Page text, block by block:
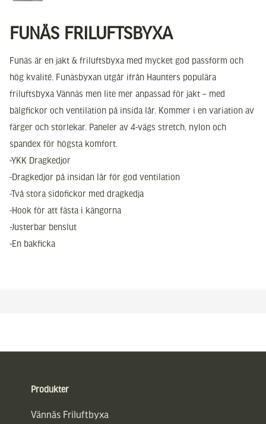
FUNÄS FRILUFTSBYXA
Funäs är en jakt & friluftsbyxa med mycket god passform och
hög kvalité. Funäsbyxan utgår ifrån Haunters populära
friluftsbyxa Vännäs men lite mer anpassad för jakt – med
bälgfickor och ventilation på insida lår. Kommer i en variation av
färger och storlekar. Paneler av 4-vägs stretch, nylon och
spandex för högsta komfort.
-YKK Dragkedjor
-Dragkedjor på insidan lår för god ventilation
-Två stora sidofickor med dragkedja
-Hook för att fästa i kängorna
-Justerbar benslut
-En bakficka
Produkter
Vännäs Friluftbyxa